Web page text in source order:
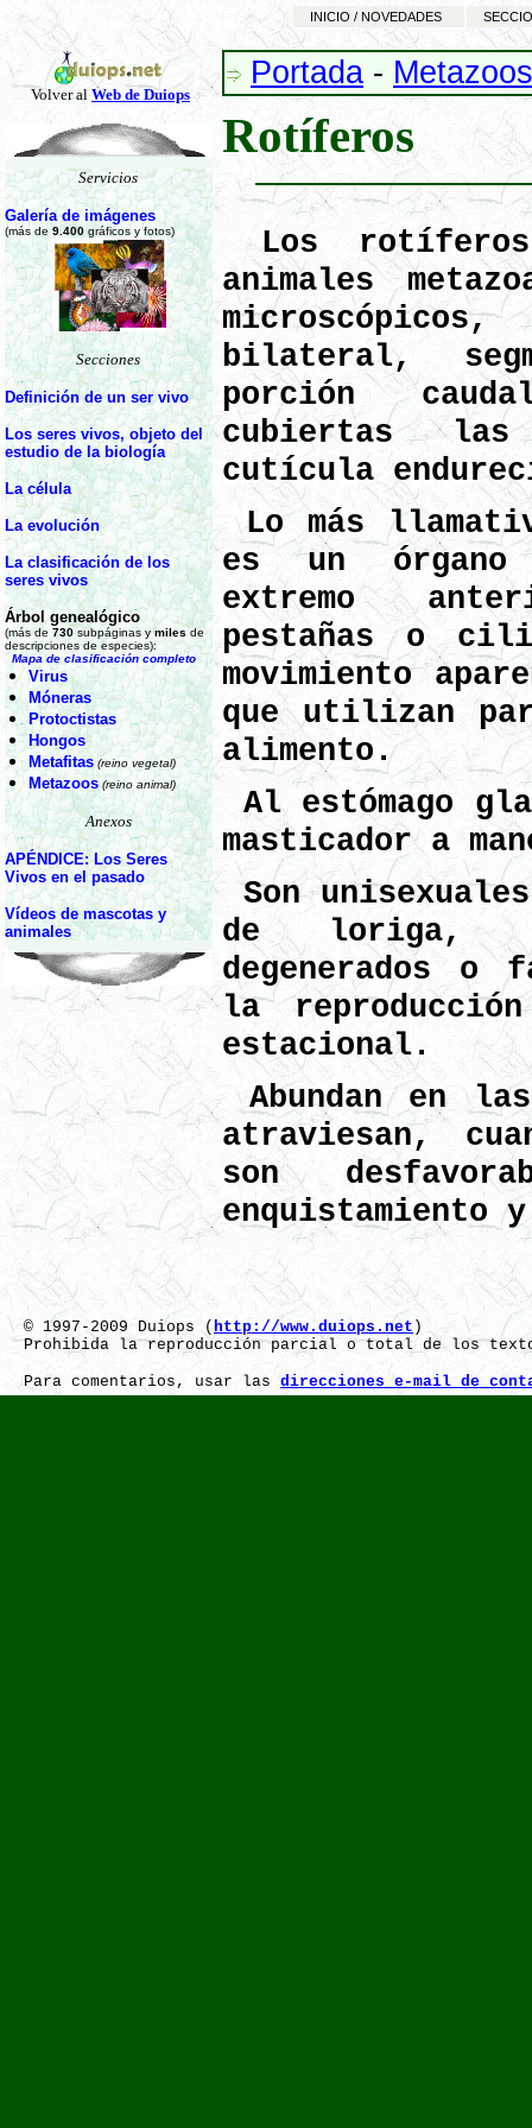
INICIO / NOVEDADES
Volver al Web de Duiops
Servicios
Galería de imágenes
(más de 9.400 gráficos y fotos)
Secciones
Definición de un ser vivo
Los seres vivos, objeto del
estudio de la biología
La célula
La evolución
La clasificación de los
seres vivos
Árbol genealógico
(más de 730 subpáginas ymiles de
descripciones de especies):
Mapa de clasificación completo
Virus
Móneras
Protoctistas
Hongos
Metafitas (reino vegetal)
Metazoos (reino animal)
Anexos
APÉNDICE: Los Seres
Vivos en el pasado
Vídeos de mascotas y
animales
Portada - Metazoos
Rotíferos
Los
animales
bilateral,
porción
cubiertas
cutícula
Lo más
es un
extremo
pestañas o
movimiento
que utilizan
alimento.
Al estómago
masticador a
Son
de loriga,
degenerados o
la
estacional.
Abundan en
atraviesan,
son
enquistamiento
© 1997-2009 Duiops ( http://www.duiops.net )
Prohibida la reproducción parcial o total de los
Para comentarios, usar las direcciones e-mail de